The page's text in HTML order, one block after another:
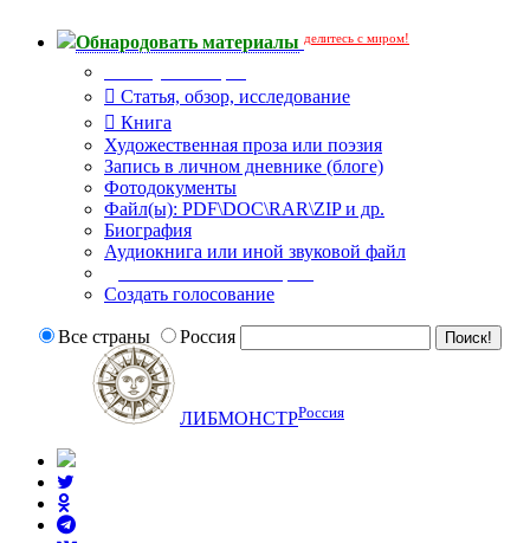
Обнародовать материалы делитесь с миром!
Статья, обзор, исследование
Книга
Художественная проза или поэзия
Запись в личном дневнике (блоге)
Фотодокументы
Файл(ы): PDF\DOC\RAR\ZIP и др.
Биография
Аудиокнига или иной звуковой файл
Создать голосование
Все страны Россия
ЛИБМОНСТРРоссия